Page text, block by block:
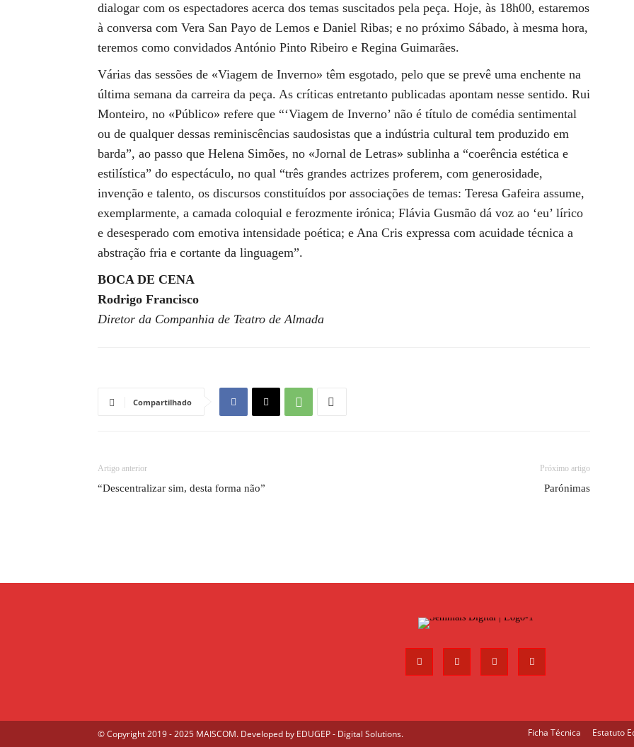
dialogar com os espectadores acerca dos temas suscitados pela peça. Hoje, às 18h00, estaremos
à conversa com Vera San Payo de Lemos e Daniel Ribas; e no próximo Sábado, à mesma hora,
teremos como convidados António Pinto Ribeiro e Regina Guimarães.
Várias das sessões de «Viagem de Inverno» têm esgotado, pelo que se prevê uma enchente na
última semana da carreira da peça. As críticas entretanto publicadas apontam nesse sentido. Rui
Monteiro, no «Público» refere que “‘Viagem de Inverno’ não é título de comédia sentimental
ou de qualquer dessas reminiscências saudosistas que a indústria cultural tem produzido em
barda”, ao passo que Helena Simões, no «Jornal de Letras» sublinha a “coerência estética e
estilística” do espectáculo, no qual “três grandes actrizes proferem, com generosidade,
invenção e talento, os discursos constituídos por associações de temas: Teresa Gafeira assume,
exemplarmente, a camada coloquial e ferozmente irónica; Flávia Gusmão dá voz ao ‘eu’ lírico
e desesperado com emotiva intensidade poética; e Ana Cris expressa com acuidade técnica a
abstração fria e cortante da linguagem”.
BOCA DE CENA
Rodrigo Francisco
Diretor da Companhia de Teatro de Almada
Compartilhado
Artigo anterior
“Descentralizar sim, desta forma não”
Próximo artigo
Parónimas
© Copyright 2019 - 2025 MAISCOM. Developed by EDUGEP - Digital Solutions. Ficha Técnica Estatuto